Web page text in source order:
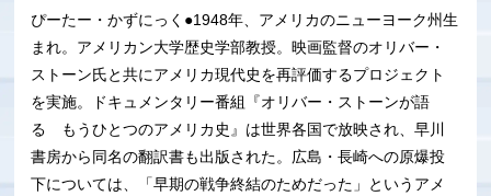
ぴーたー・かずにっく●1948年、アメリカのニューヨーク州生
まれ。アメリカン大学歴史学部教授。映画監督のオリバー・
ストーン氏と共にアメリカ現代史を再評価するプロジェクト
を実施。ドキュメンタリー番組『オリバー・ストーンが語
る もうひとつのアメリカ史』は世界各国で放映され、早川
書房から同名の翻訳書も出版された。広島・長崎への原爆投
下については、「早期の戦争終結のためだった」というアメ